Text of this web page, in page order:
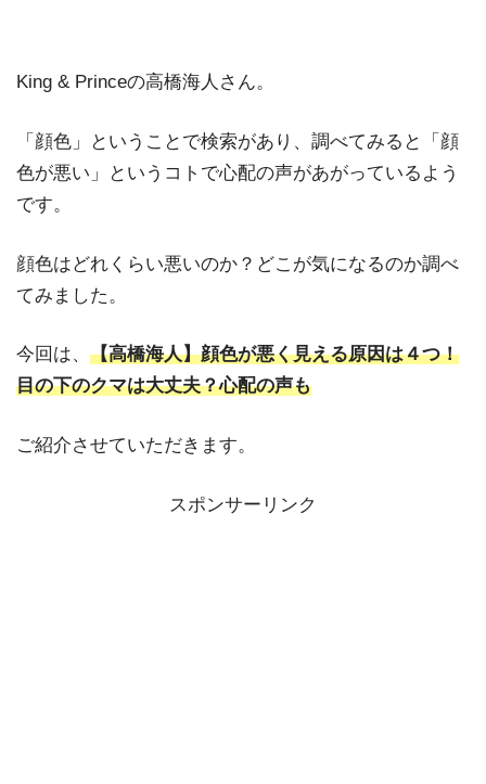
King & Princeの高橋海人さん。
「顔色」ということで検索があり、調べてみると「顔
色が悪い」というコトで心配の声があがっているよう
です。
顔色はどれくらい悪いのか？どこが気になるのか調べ
てみました。
今回は、 【高橋海人】顔色が悪く見える原因は４つ！
目の下のクマは大丈夫？心配の声も
ご紹介させていただきます。
スポンサーリンク